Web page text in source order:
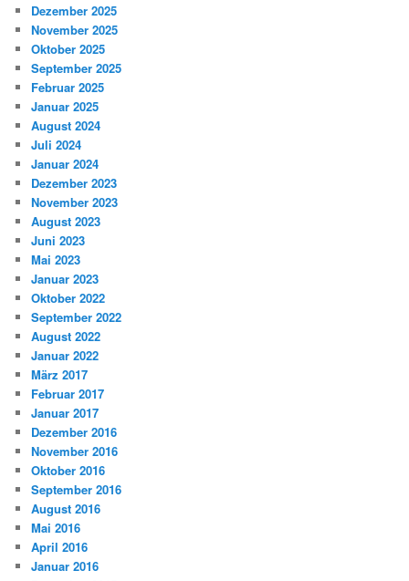
Dezember 2025
November 2025
Oktober 2025
September 2025
Februar 2025
Januar 2025
August 2024
Juli 2024
Januar 2024
Dezember 2023
November 2023
August 2023
Juni 2023
Mai 2023
Januar 2023
Oktober 2022
September 2022
August 2022
Januar 2022
März 2017
Februar 2017
Januar 2017
Dezember 2016
November 2016
Oktober 2016
September 2016
August 2016
Mai 2016
April 2016
Januar 2016